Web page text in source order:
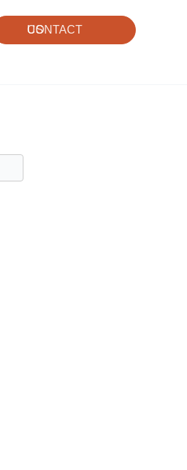
CONTACT US